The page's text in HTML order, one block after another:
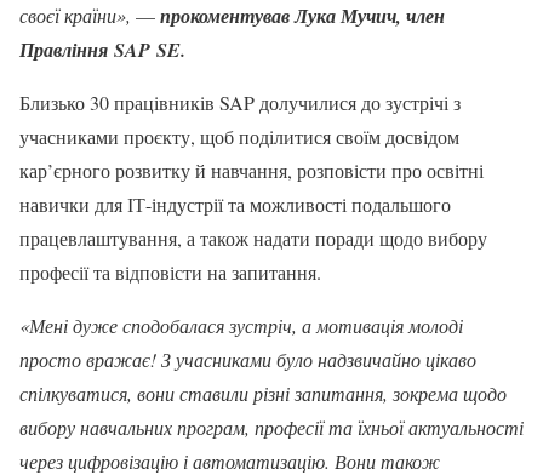
своєї країни», —прокоментував Лука Мучич, член
Правління SAP SE.
Близько 30 працівників SAP долучилися до зустрічі з
учасниками проєкту, щоб поділитися своїм досвідом
кар’єрного розвитку й навчання, розповісти про освітні
навички для ІТ-індустрії та можливості подальшого
працевлаштування, а також надати поради щодо вибору
професії та відповісти на запитання.
«Мені дуже сподобалася зустріч, а мотивація молоді
просто вражає! З учасниками було надзвичайно цікаво
спілкуватися, вони ставили різні запитання, зокрема щодо
вибору навчальних програм, професії та їхньої актуальності
через цифровізацію і автоматизацію. Вони також